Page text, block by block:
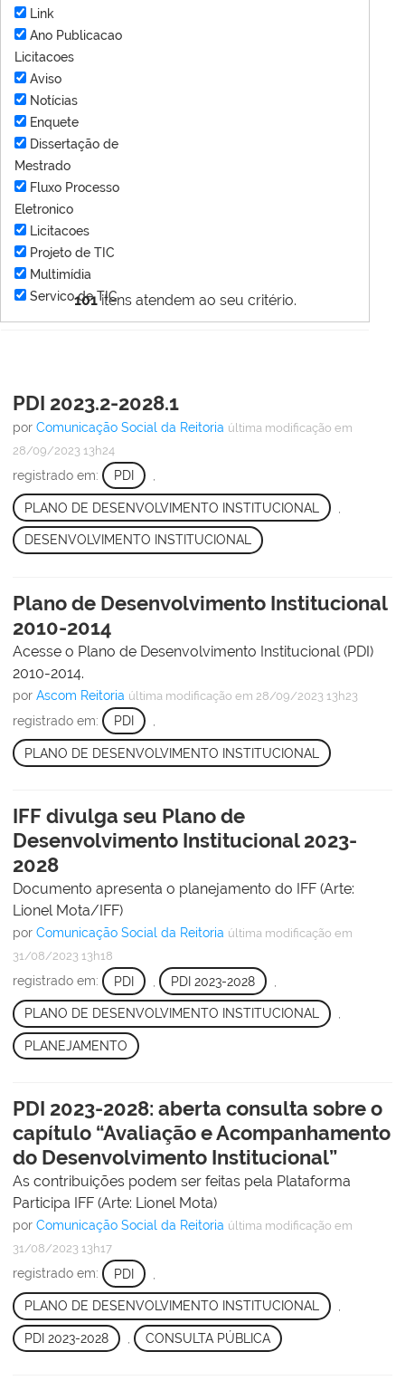
101itens atendem ao seu critério.
Link
Ano Publicacao
Licitacoes
Aviso
Notícias
Enquete
Dissertação de
Mestrado
Fluxo Processo
Eletronico
Licitacoes
Projeto de TIC
Multimídia
Servico de TIC
PDI 2023.2-2028.1
por Comunicação Social da Reitoria última modificação em
28/09/2023 13h24
registrado em: PDI
PLANO DE DESENVOLVIMENTO INSTITUCIONAL
DESENVOLVIMENTO INSTITUCIONAL
Plano de Desenvolvimento Institucional
2010-2014
Acesse o Plano de Desenvolvimento Institucional (PDI)
2010-2014.
por Ascom Reitoria última modificação em 28/09/2023 13h23
registrado em: PDI
PLANO DE DESENVOLVIMENTO INSTITUCIONAL
IFF divulga seu Plano de
Desenvolvimento Institucional 2023-
2028
Documento apresenta o planejamento do IFF (Arte:
Lionel Mota/IFF)
por Comunicação Social da Reitoria última modificação em
31/08/2023 13h18
registrado em: PDI PDI 2023-2028
PLANO DE DESENVOLVIMENTO INSTITUCIONAL ,
PLANEJAMENTO
PDI 2023-2028: aberta consulta sobre o
capítulo “Avaliação e Acompanhamento
do Desenvolvimento Institucional”
As contribuições podem ser feitas pela Plataforma
Participa IFF (Arte: Lionel Mota)
por Comunicação Social da Reitoria última modificação em
31/08/2023 13h17
registrado em: PDI
PLANO DE DESENVOLVIMENTO INSTITUCIONAL ,
PDI 2023-2028 CONSULTA PÚBLICA